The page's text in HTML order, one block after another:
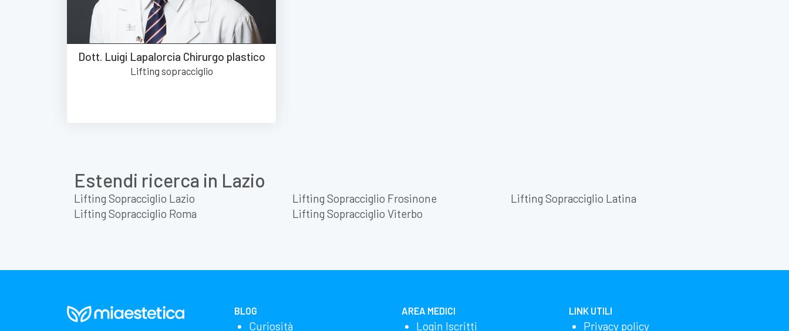
Dott. Luigi Lapalorcia Chirurgo plastico
Lifting sopracciglio
Estendi ricerca in Lazio
Lifting Sopracciglio Lazio Lifting Sopracciglio Frosinone
Lifting Sopracciglio Latina
Lifting Sopracciglio Roma
Lifting Sopracciglio Viterbo
BLOG
Curiosità
AREA MEDICI
Login Iscritti
LINK UTILI
Privacy policy